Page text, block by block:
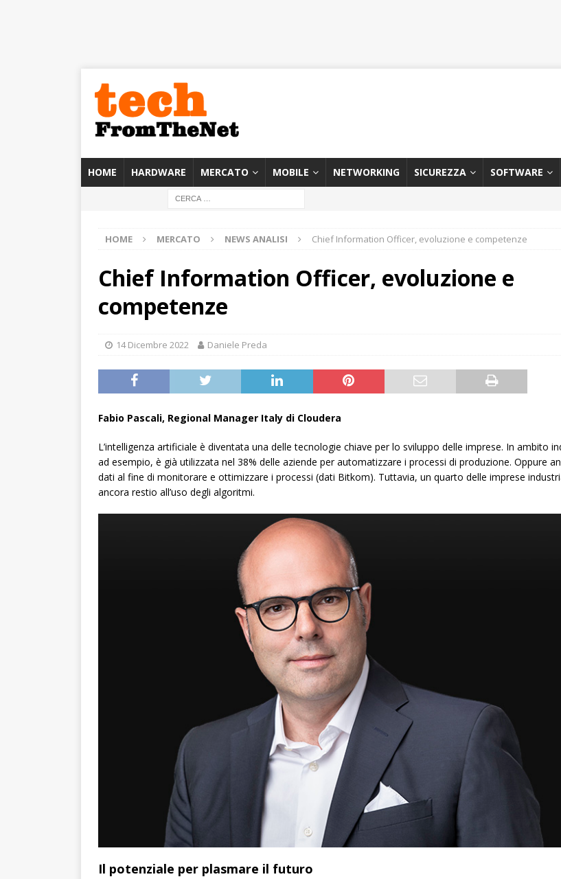
HOME HARDWARE MERCATO MOBILE NETWORKING SICUREZZA SOFTWARE
HOME MERCATO NEWS ANALISI Chief Information Officer, evoluzione e competenze
Chief Information Officer, evoluzione e
competenze
14 Dicembre 2022 Daniele Preda
Fabio Pascali, Regional Manager Italy di Cloudera
L’intelligenza artificiale è diventata una delle tecnologie chiave per lo sviluppo delle imprese. In ambito
ad esempio, è già utilizzata nel 38% delle aziende per automatizzare i processi di produzione. Oppure
dati al fine di monitorare e ottimizzare i processi (dati Bitkom). Tuttavia, un quarto delle imprese
ancora restio all’uso degli algoritmi.
Il potenziale per plasmare il futuro